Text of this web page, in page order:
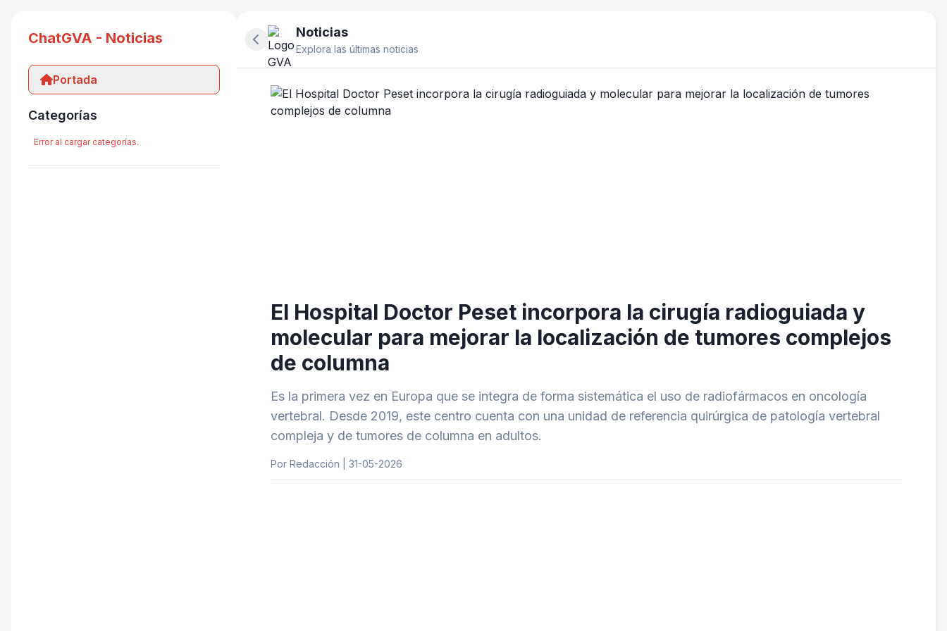
ChatGVA - Noticias
Portada
Categorías
Error al cargar categorías.
Ocultar panel lateral
Noticias
Explora las últimas noticias
El Hospital Doctor Peset incorpora la cirugía radioguiada y
molecular para mejorar la localización de tumores complejos
de columna
Es la primera vez en Europa que se integra de forma sistemática el uso de radiofármacos en oncología
vertebral. Desde 2019, este centro cuenta con una unidad de referencia quirúrgica de patología vertebral
compleja y de tumores de columna en adultos.
Por Redacción | 31-05-2026